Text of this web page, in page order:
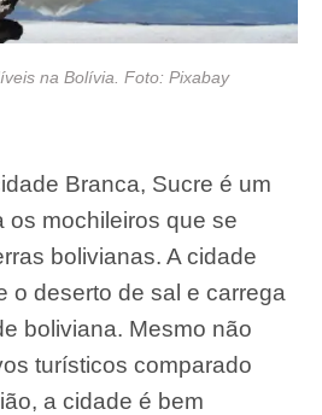
na Bolívia. Foto: Pixabay
Branca, Sucre é um
os mochileiros que se
bolivianas. A cidade
o deserto de sal e carrega
boliviana. Mesmo não
turísticos comparado
a cidade é bem